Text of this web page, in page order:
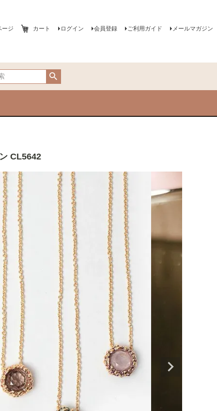
ージ カート ログイン 会員登録 ご利用ガイド メールマガジン
CL5642